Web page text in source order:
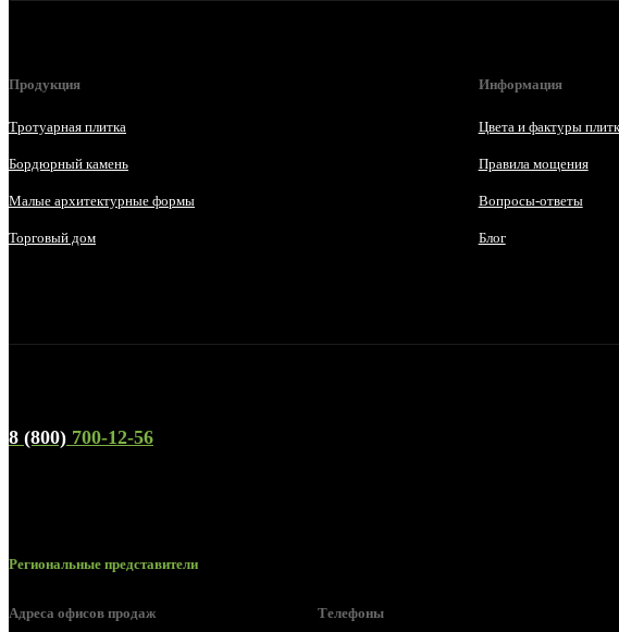
Продукция
Тротуарная плитка
Бордюрный камень
Малые архитектурные формы
Торговый дом
Информация
Цвета и фактуры
Правила мощения
Вопросы-ответы
Блог
8 (800) 700-12-56
Региональные представители
Адреса офисов продаж Телефоны